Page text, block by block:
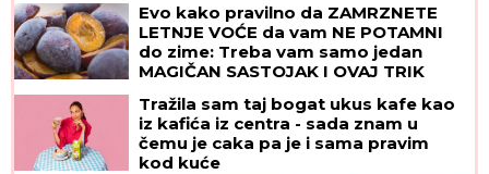
Evo kako pravilno da ZAMRZNETE
LETNJE VOĆE da vam NE POTAMNI
do zime: Treba vam samo jedan
MAGIČAN SASTOJAK I OVAJ TRIK
Tražila sam taj bogat ukus kafe kao
iz kafića iz centra - sada znam u
čemu je caka pa je i sama pravim
kod kuće